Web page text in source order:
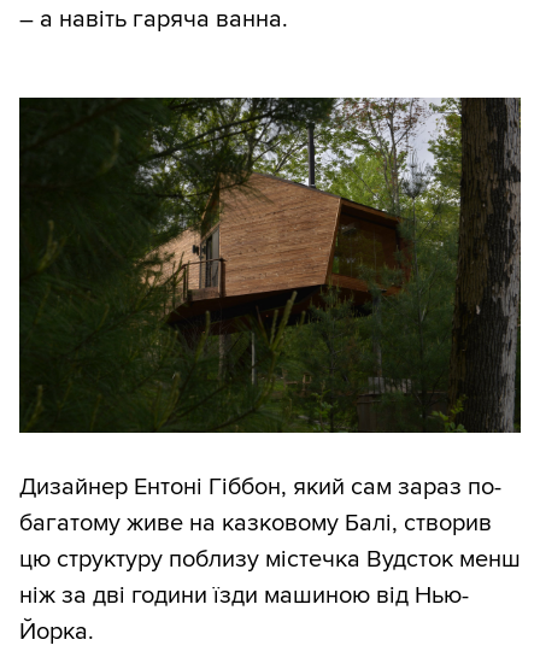
– а навіть гаряча ванна.
Дизайнер Ентоні Гіббон, який сам зараз по-
багатому живе на казковому Балі, створив
цю структуру поблизу містечка Вудсток менш
ніж за дві години їзди машиною від Нью-
Йорка.